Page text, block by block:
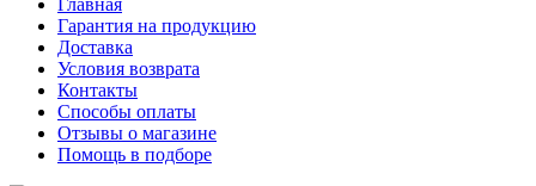
Главная
Гарантия на продукцию
Доставка
Условия возврата
Контакты
Способы оплаты
Отзывы о магазине
Помощь в подборе